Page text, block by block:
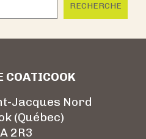
RECHERCHE
COATICOOK
Jacques Nord
(Québec)
2R3